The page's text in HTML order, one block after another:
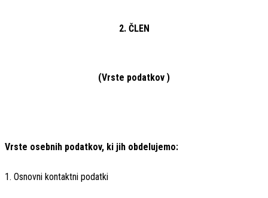
2. ČLEN
(Vrste podatkov )
Vrste osebnih podatkov, ki jih obdelujemo:
1. Osnovni kontaktni podatki